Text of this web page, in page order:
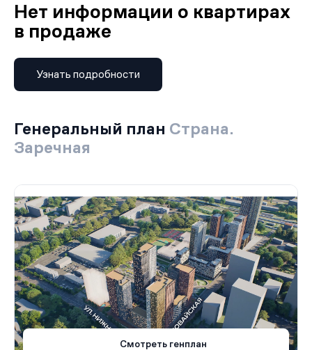
Нет информации о квартирах
в продаже
Узнать подробности
Генеральный план Страна.
Заречная
Смотреть генплан